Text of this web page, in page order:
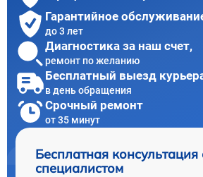
Гарантийное
до 3 лет
Диагностика за наш счет,
ремонт по желанию
Бесплатный выезд
в день обращения
Срочный ремонт
от 35 минут
Бесплатная консультация
специалистом